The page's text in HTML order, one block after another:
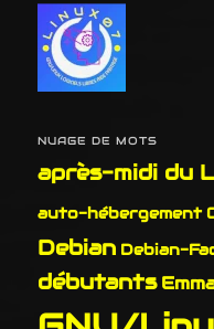
NUAGE DE MOTS
après-midi du
auto-hébergement
Debian Debian-
débutants